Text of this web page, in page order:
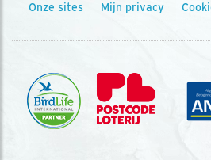
Onze sites Mijn privacy